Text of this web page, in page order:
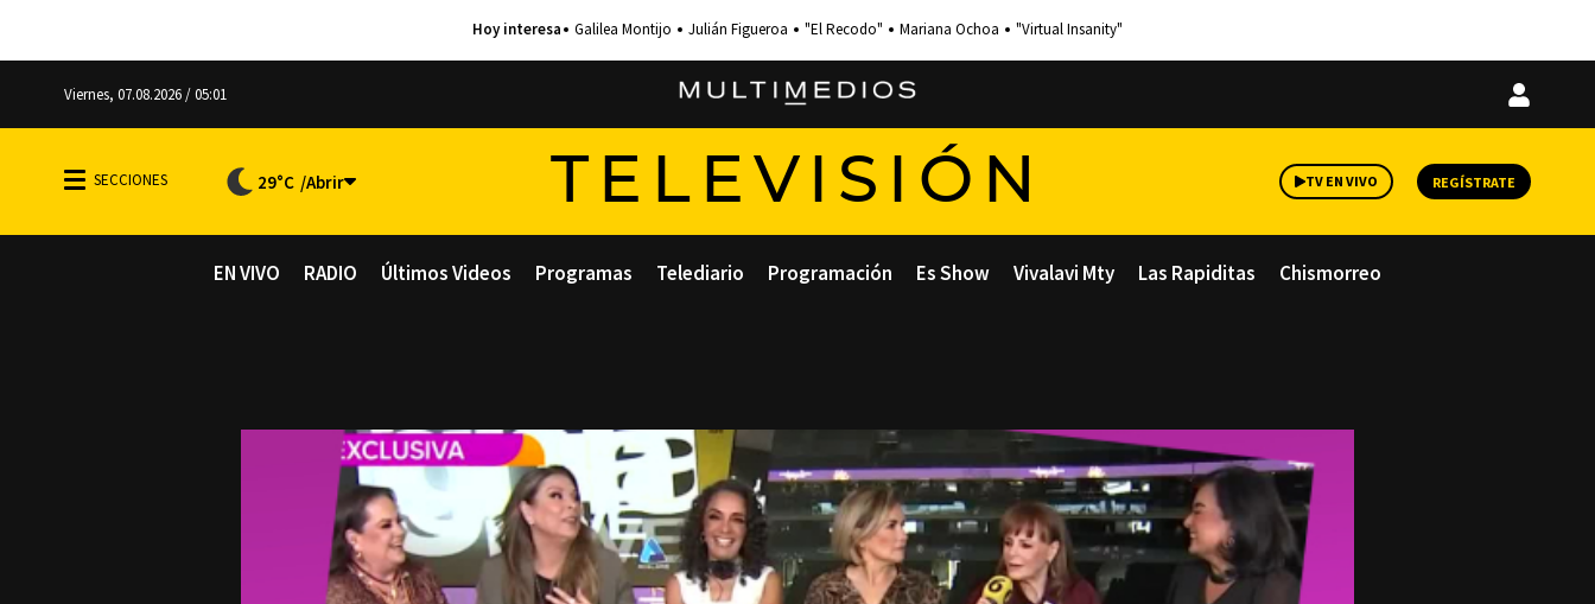
Galilea Montijo Julián Figueroa "El Recodo" Mariana Ochoa "Virtual Insanity"
Viernes, 07.08.2026 / 05:01
Iniciar
29°C TELEVISIÓN TV EN VIVO REGÍSTRATE
EN VIVO RADIO Últimos Videos Programas Telediario Programación Es Show Vivalavi Mty Las Rapiditas Chismorreo